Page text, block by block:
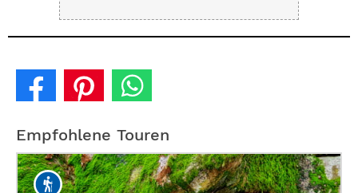
Empfohlene Touren